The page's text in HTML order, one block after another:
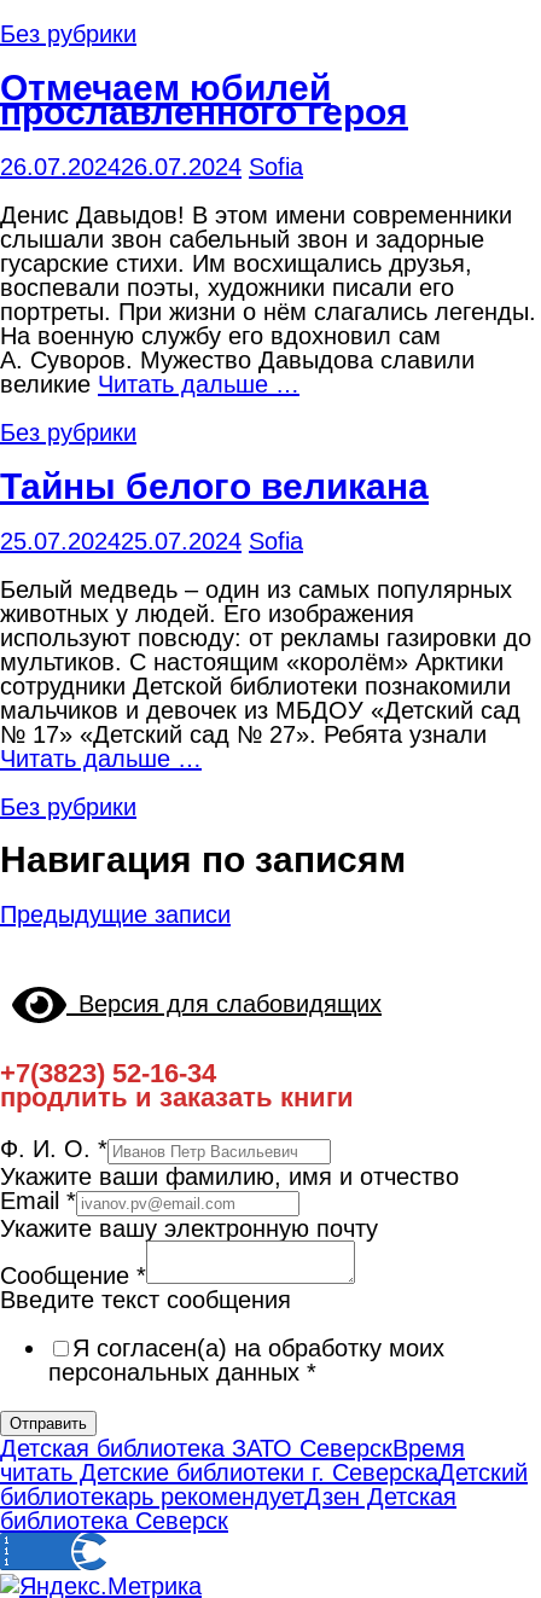
Без рубрики
Отмечаем юбилей
прославленного героя
26.07.202426.07.2024 Sofia
Денис Давыдов! В этом имени современники
слышали звон сабельный звон и задорные
гусарские стихи. Им восхищались друзья,
воспевали поэты, художники писали его
портреты. При жизни о нём слагались легенды.
На военную службу его вдохновил сам
А. Суворов. Мужество Давыдова славили
великие Читать дальше …
Без рубрики
Тайны белого великана
25.07.202425.07.2024 Sofia
Белый медведь – один из самых популярных
животных у людей. Его изображения
используют повсюду: от рекламы газировки до
мультиков. С настоящим «королём» Арктики
сотрудники Детской библиотеки познакомили
мальчиков и девочек из МБДОУ «Детский сад
№ 17» «Детский сад № 27». Ребята узнали
Читать дальше …
Без рубрики
Навигация по записям
Предыдущие записи
Версия для слабовидящих
+7(3823) 52-16-34
продлить и заказать книги
Ф. И. О. *
Укажите ваши фамилию, имя и отчество
Email *
Укажите вашу электронную почту
Сообщение *
Введите текст сообщения
Я согласен(а) на обработку моих
персональных данных *
Отправить
Детская библиотека ЗАТО СеверскВремя
читать Детские библиотеки г. СеверскаДетский
библиотекарь рекомендуетДзен Детская
библиотека Северск